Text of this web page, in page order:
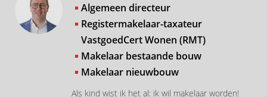
Algemeen directeur
Registermakelaar-taxateur
VastgoedCert Wonen (RMT)
Makelaar bestaande bouw
Makelaar nieuwbouw
Als kind wist ik het al: ik wil makelaar worden!